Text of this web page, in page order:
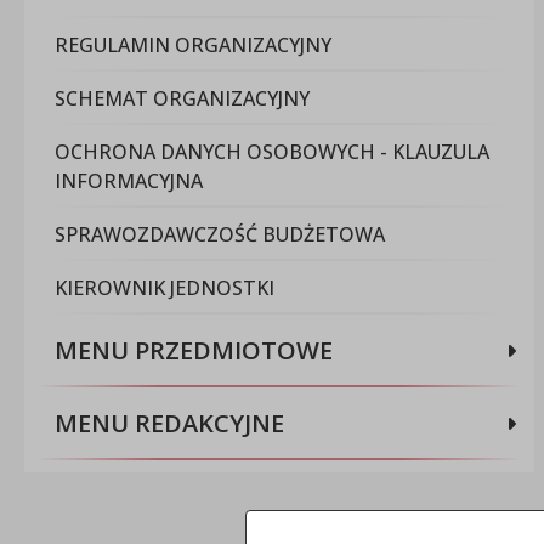
REGULAMIN ORGANIZACYJNY
SCHEMAT ORGANIZACYJNY
OCHRONA DANYCH OSOBOWYCH - KLAUZULA
INFORMACYJNA
SPRAWOZDAWCZOŚĆ BUDŻETOWA
KIEROWNIK JEDNOSTKI
MENU PRZEDMIOTOWE
MENU REDAKCYJNE